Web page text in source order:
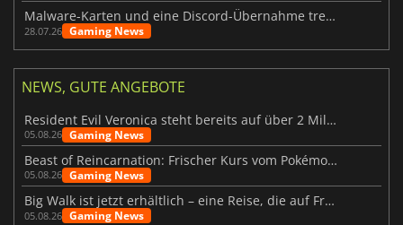
Malware-Karten und eine Discord-Übernahme treffen Meccha Chameleon
28.07.26 Gaming News
NEWS, GUTE ANGEBOTE
Resident Evil Veronica steht bereits auf über 2 Millionen Wunschlisten
05.08.26 Gaming News
Beast of Reincarnation: Frischer Kurs vom Pokémon-Studio
05.08.26 Gaming News
Big Walk ist jetzt erhältlich – eine Reise, die auf Freundschaft basiert
05.08.26 Gaming News